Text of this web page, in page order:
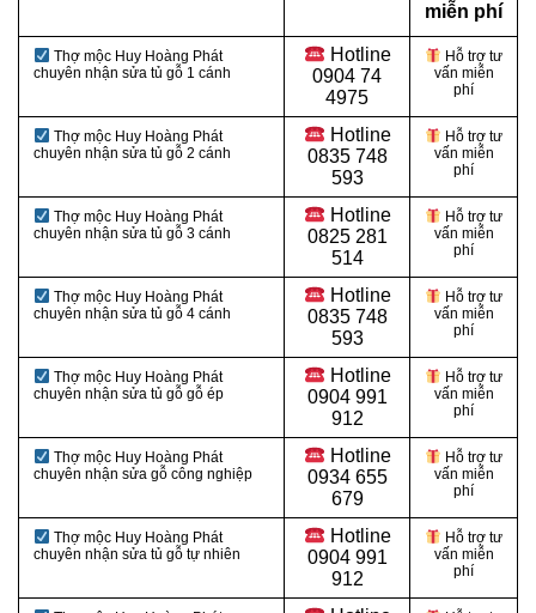
miễn phí
Thợ mộc Huy Hoàng Phát
chuyên nhận sửa tủ gỗ 1 cánh
Hotline
0904 74
4975
Hỗ trợ tư
vấn miễn
phí
Thợ mộc Huy Hoàng Phát
chuyên nhận sửa tủ gỗ 2 cánh
Hotline
0835 748
593
Hỗ trợ tư
vấn miễn
phí
Thợ mộc Huy Hoàng Phát
chuyên nhận sửa tủ gỗ 3 cánh
Hotline
0825 281
514
Hỗ trợ tư
vấn miễn
phí
Thợ mộc Huy Hoàng Phát
chuyên nhận sửa tủ gỗ 4 cánh
Hotline
0835 748
593
Hỗ trợ tư
vấn miễn
phí
Thợ mộc Huy Hoàng Phát
chuyên nhận sửa tủ gỗ gỗ ép
Hotline
0904 991
912
Hỗ trợ tư
vấn miễn
phí
Thợ mộc Huy Hoàng Phát
chuyên nhận sửa gỗ công nghiệp
Hotline
0934 655
679
Hỗ trợ tư
vấn miễn
phí
Thợ mộc Huy Hoàng Phát
chuyên nhận sửa tủ gỗ tự nhiên
Hotline
0904 991
912
Hỗ trợ tư
vấn miễn
phí